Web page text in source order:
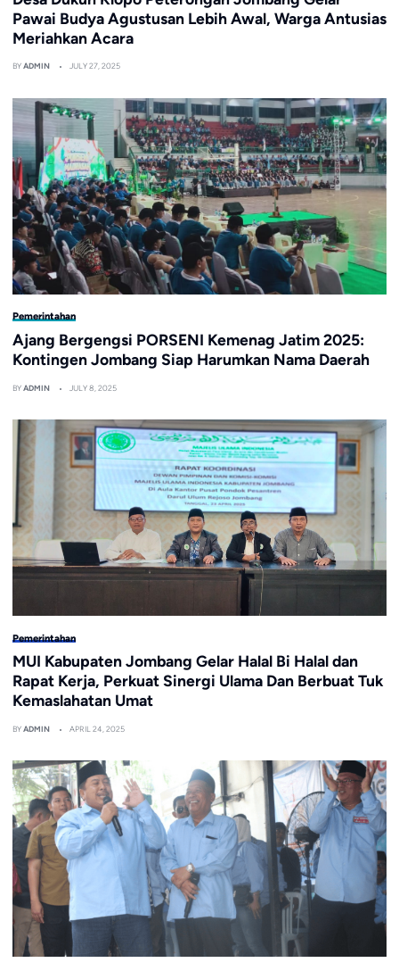
Pawai Budya Agustusan Lebih Awal, Warga Antusias
Meriahkan Acara
BYADMIN JULY 27, 2025
Pemerintahan
Ajang Bergengsi PORSENI Kemenag Jatim 2025:
Kontingen Jombang Siap Harumkan Nama Daerah
BYADMIN JULY 8, 2025
Pemerintahan
MUI Kabupaten Jombang Gelar Halal Bi Halal dan
Rapat Kerja, Perkuat Sinergi Ulama Dan Berbuat Tuk
Kemaslahatan Umat
BYADMIN APRIL 24, 2025